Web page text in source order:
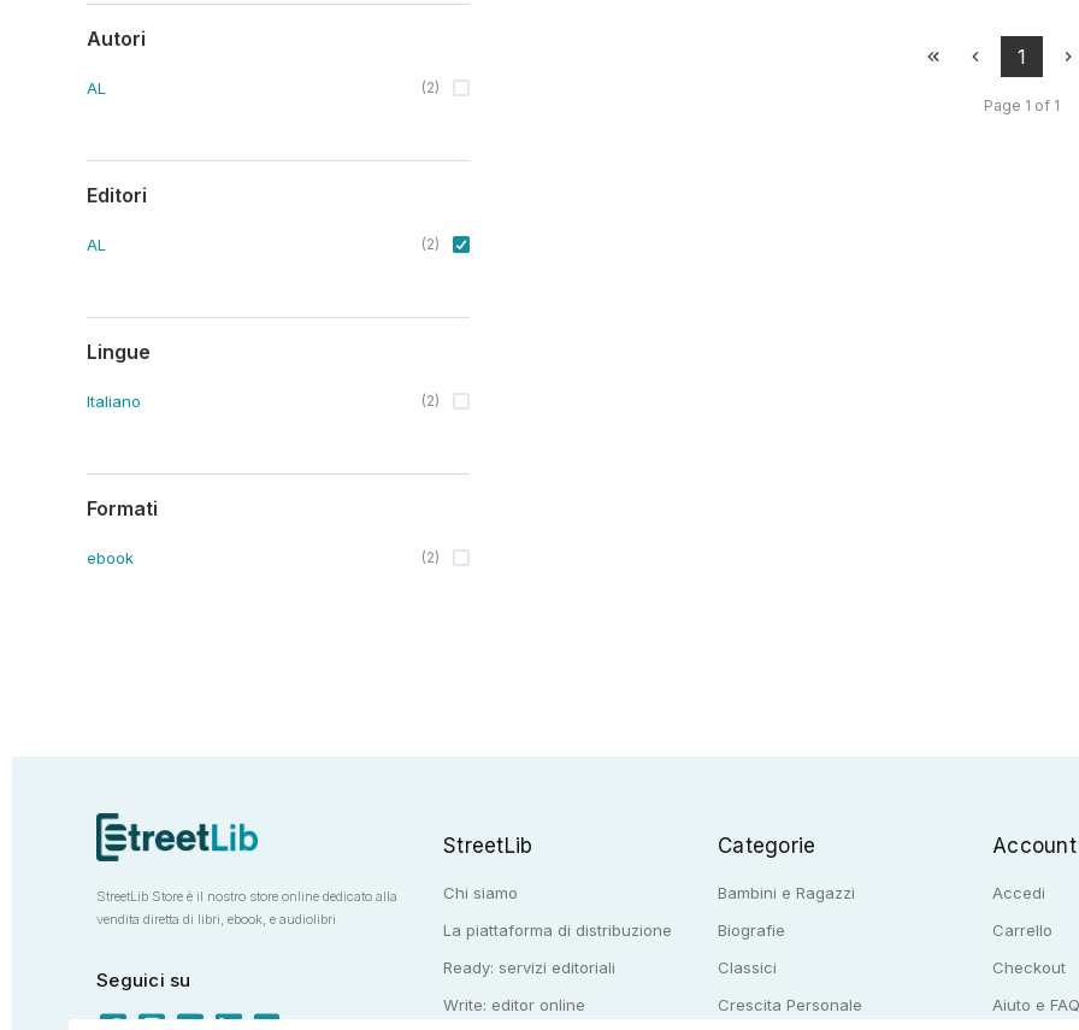
Autori
AL (2)
Editori
AL (2)
Lingue
Italiano (2)
Formati
ebook (2)
1
Page 1 of 1
StreetLib Store è il nostro store online dedicato alla
vendita diretta di libri, ebook, e audiolibri
Seguici su
StreetLib
Chi siamo
La piattaforma di distribuzione
Ready: servizi editoriali
Write: editor online
Categorie
Bambini e Ragazzi
Biografie
Classici
Crescita Personale
Account
Accedi
Carrello
Checkout
Aiuto e FAQ